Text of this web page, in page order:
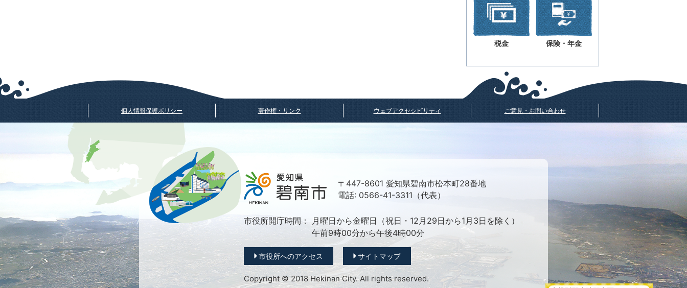
税金 保険・年金
個人情報保護ポリシー 著作権・リンク ウェブアクセシビリティ ご意見・お問い合わせ
〒447-8601 愛知県碧南市松本町28番地
電話: 0566-41-3311（代表）
市役所開庁時間：
月曜日から金曜日（祝日・12月29日から1月3日を除く）
午前9時00分から午後4時00分
市役所へのアクセス サイトマップ
Copyright © 2018 Hekinan City. All rights reserved.